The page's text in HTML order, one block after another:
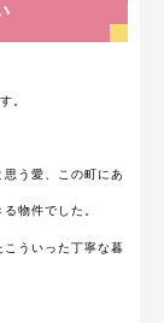
。
う愛、この町にあ
物件でした。
ういった丁寧な暮